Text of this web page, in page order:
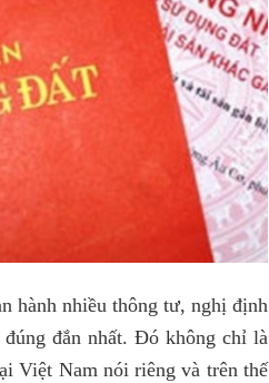
hành nhiều thông tư, nghị định
đắn nhất. Đó không chỉ là
Việt Nam nói riêng và trên thế